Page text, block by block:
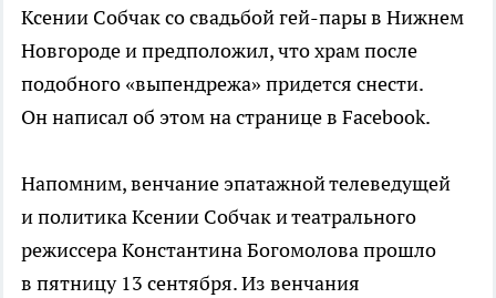
Ксении Собчак со свадьбой гей-пары в Нижнем
Новгороде и предположил, что храм после
подобного «выпендрежа» придется снести.
Он написал об этом на странице в Facebook.
Напомним, венчание эпатажной телеведущей
и политика Ксении Собчак и театрального
режиссера Константина Богомолова прошло
в пятницу 13 сентября. Из венчания